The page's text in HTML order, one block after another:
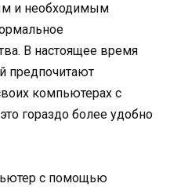
и необходимым
В настоящее время
предпочитают
компьютерах с
гораздо более удобно
с помощью